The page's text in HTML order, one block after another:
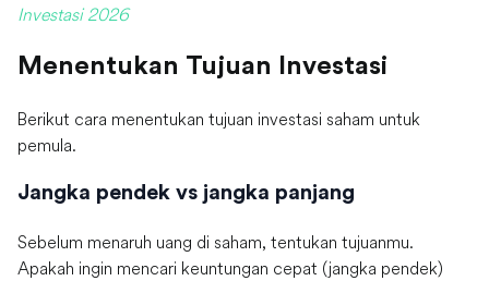
Investasi 2026
Menentukan Tujuan Investasi
Berikut cara menentukan tujuan investasi saham untuk
pemula.
Jangka pendek vs jangka panjang
Sebelum menaruh uang di saham, tentukan tujuanmu.
Apakah ingin mencari keuntungan cepat (jangka pendek)